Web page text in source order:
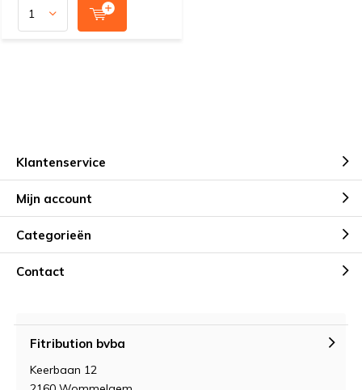
Klantenservice
Mijn account
Categorieën
Contact
Fitribution bvba
Keerbaan 12